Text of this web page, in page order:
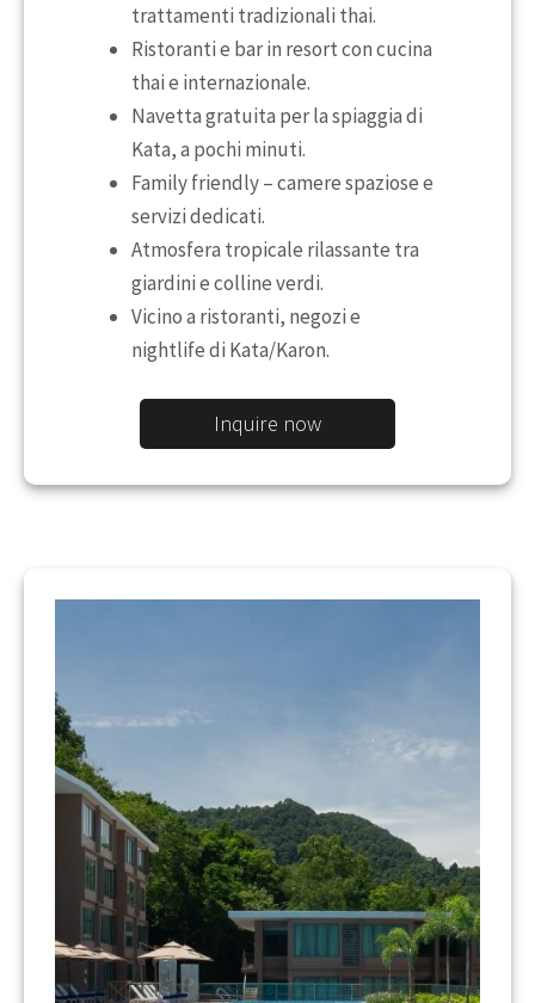
trattamenti tradizionali thai.
Ristoranti e bar in resort con cucina
thai e internazionale.
Navetta gratuita per la spiaggia di
Kata, a pochi minuti.
Family friendly – camere spaziose e
servizi dedicati.
Atmosfera tropicale rilassante tra
giardini e colline verdi.
Vicino a ristoranti, negozi e
nightlife di Kata/Karon.
Inquire now